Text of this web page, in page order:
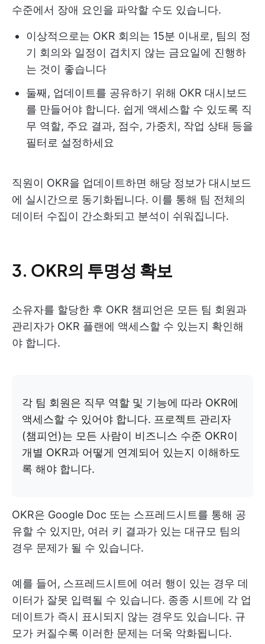
수준에서 장애 요인을 파악할 수도 있습니다.
이상적으로는 OKR 회의는 15분 이내로, 팀의 정
기 회의와 일정이 겹치지 않는 금요일에 진행하
는 것이 좋습니다
둘째, 업데이트를 공유하기 위해 OKR 대시보드
를 만들어야 합니다. 쉽게 액세스할 수 있도록 직
무 역할, 주요 결과, 점수, 가중치, 작업 상태 등을
필터로 설정하세요
직원이 OKR을 업데이트하면 해당 정보가 대시보드
에 실시간으로 동기화됩니다. 이를 통해 팀 전체의
데이터 수집이 간소화되고 분석이 쉬워집니다.
3. OKR의 투명성 확보
소유자를 할당한 후 OKR 챔피언은 모든 팀 회원과
관리자가 OKR 플랜에 액세스할 수 있는지 확인해
야 합니다.
각 팀 회원은 직무 역할 및 기능에 따라 OKR에
액세스할 수 있어야 합니다. 프로젝트 관리자
(챔피언)는 모든 사람이 비즈니스 수준 OKR이
개별 OKR과 어떻게 연계되어 있는지 이해하도
록 해야 합니다.
OKR은 Google Doc 또는 스프레드시트를 통해 공
유할 수 있지만, 여러 키 결과가 있는 대규모 팀의
경우 문제가 될 수 있습니다.
예를 들어, 스프레드시트에 여러 행이 있는 경우 데
이터가 잘못 입력될 수 있습니다. 종종 시트에 각 업
데이트가 즉시 표시되지 않는 경우도 있습니다. 규
모가 커질수록 이러한 문제는 더욱 악화됩니다.